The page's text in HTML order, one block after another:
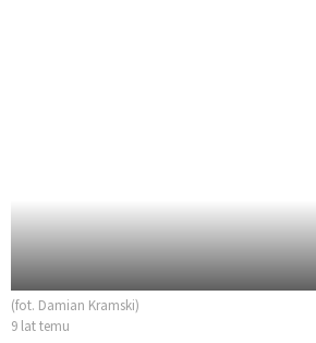
(fot. Damian Kramski)
9 lat temu